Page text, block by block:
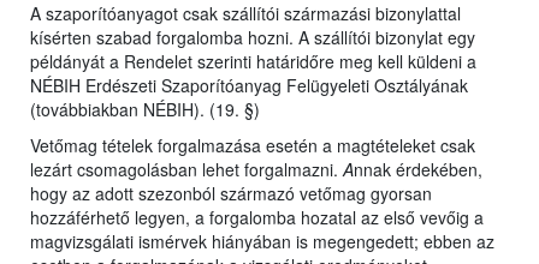
A szaporítóanyagot csak szállítói származási bizonylattal
kísérten szabad forgalomba hozni. A szállítói bizonylat egy
példányát a Rendelet szerinti határidőre meg kell küldeni a
NÉBIH Erdészeti Szaporítóanyag Felügyeleti Osztályának
(továbbiakban NÉBIH). (19. §)
Vetőmag tételek forgalmazása esetén a magtételeket csak
lezárt csomagolásban lehet forgalmazni.Annak érdekében,
hogy az adott szezonból származó vetőmag gyorsan
hozzáférhető legyen, a forgalomba hozatal az első vevőig a
magvizsgálati ismérvek hiányában is megengedett; ebben az